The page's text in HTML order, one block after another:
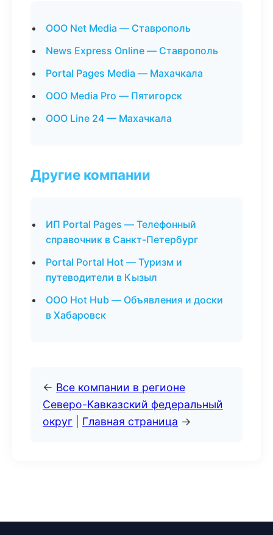
ООО Net Media — Ставрополь
News Express Online — Ставрополь
Portal Pages Media — Махачкала
ООО Media Pro — Пятигорск
ООО Line 24 — Махачкала
Другие компании
ИП Portal Pages — Телефонный
справочник в Санкт-Петербург
Portal Portal Hot — Туризм и
путеводители в Кызыл
ООО Hot Hub — Объявления и доски
в Хабаровск
← Все компании в регионе
Северо-Кавказский федеральный
округ
Главная страница →